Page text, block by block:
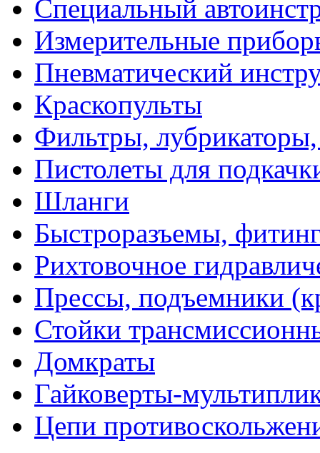
Специальный
Измерительные
Пневматический
Краскопульты
Фильтры,
Пистолеты для
Шланги
Быстроразъемы,
Рихтовочное
Прессы, подъемники
Стойки
Домкраты
Гайковерты-
Цепи